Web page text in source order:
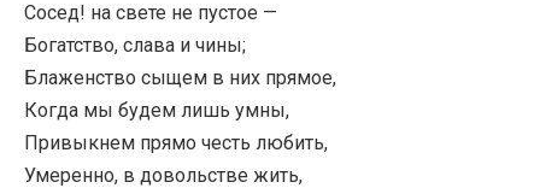
Сосед! на свете не пустое —
Богатство, слава и чины;
Блаженство сыщем в них прямое,
Когда мы будем лишь умны,
Привыкнем прямо честь любить,
Умеренно, в довольстве жить,